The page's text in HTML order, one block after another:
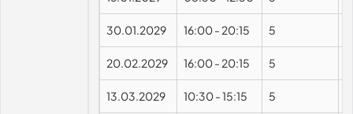
30.01.2029 16:00- 20:15 5
20.02.2029 16:00- 20:15 5
13.03.2029 10:30-15:15 5